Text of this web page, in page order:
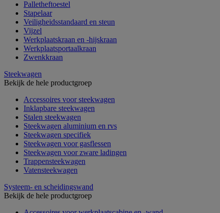
Palletheftoestel
Stapelaar
Veiligheidsstandaard en steun
Vijzel
Werkplaatskraan en -hijskraan
Werkplaatsportaalkraan
Zwenkkraan
Steekwagen
Bekijk de hele productgroep
Accessoires voor steekwagen
Inklapbare steekwagen
Stalen steekwagen
Steekwagen aluminium en rvs
Steekwagen specifiek
Steekwagen voor gasflessen
Steekwagen voor zware ladingen
Trappensteekwagen
Vatensteekwagen
Systeem- en scheidingswand
Bekijk de hele productgroep